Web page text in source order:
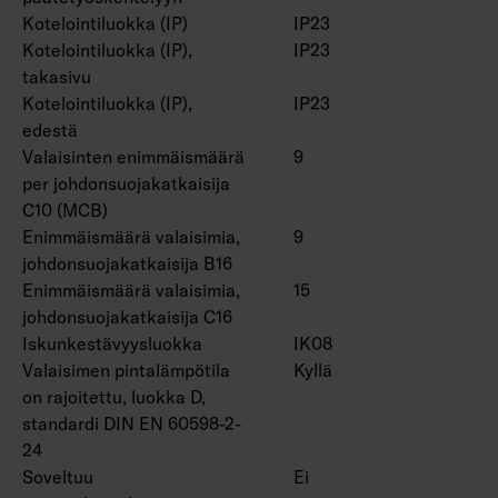
valaisinten enimmäismäärä yhdessä ryhmässä
on 50 kpl.
Käyttöympäristön lämpötila -20 … 25 °C,
soveltuu sisäkäyttöön.
Hyötyelinikä L70 > 100 000 h (Ta25°C).
Hyötyelinikä L80 100 000 h (Ta25°C).
DAS = Kaksoisasymmetrinen (hyllyoptiikka),
ACMP = Akryyli mikroprisma, PCO =
Polykarbonaatti opaali
Lisätarvikkeina matalaluminanssiritilät
4338576 (1250 mm) ja 4338577 (1550 mm),
pallosuojaverkot (4338574 (1250 mm) ja
4338575 (1550 mm) ja yleiskiskokiinnike
4310530.
Kotelointiluokka (IP)
IP23
Kotelointiluokka (IP),
takasivu
IP23
Kotelointiluokka (IP),
edestä
IP23
Valaisinten enimmäismäärä
per johdonsuojakatkaisija
C10 (MCB)
9
Enimmäismäärä valaisimia,
johdonsuojakatkaisija B16
9
Enimmäismäärä valaisimia,
johdonsuojakatkaisija C16
15
Iskunkestävyysluokka
IK08
Valaisimen pintalämpötila
on rajoitettu, luokka D,
standardi DIN EN 60598-2-
24
Kyllä
Soveltuu
Ei